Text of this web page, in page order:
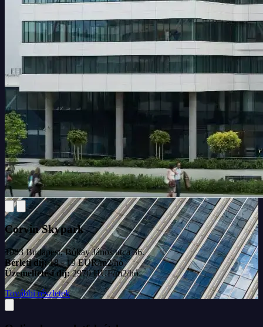
Corvin Skypark
1083 Budapest, Bókay János utca 36.
Bérleti díj:18 - 19 EUR/m2/hó
Üzemeltetési díj:2970 HUF/m2/hó
További részletek